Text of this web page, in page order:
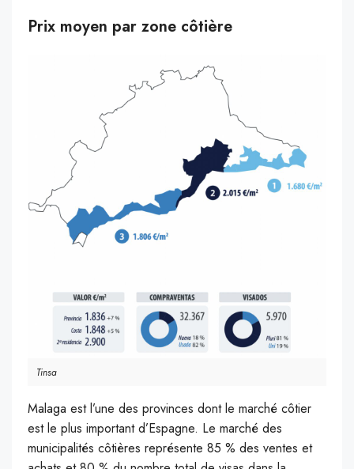
Prix moyen par zone côtière
Tinsa
Malaga est l’une des provinces dont le marché côtier
est le plus important d’Espagne. Le marché des
municipalités côtières représente 85 % des ventes et